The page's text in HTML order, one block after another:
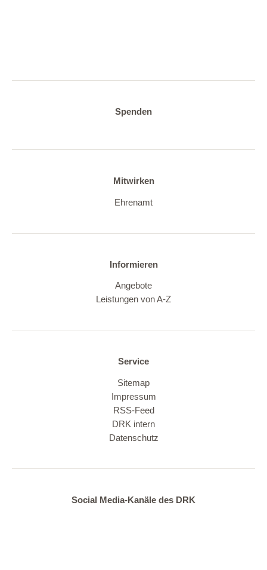
Spenden
Mitwirken
Ehrenamt
Informieren
Angebote
Leistungen von A-Z
Service
Sitemap
Impressum
RSS-Feed
DRK intern
Datenschutz
Social Media-Kanäle des DRK